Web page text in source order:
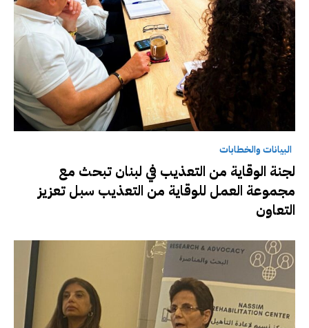
البيانات والخطابات
لجنة الوقاية من التعذيب في لبنان تبحث مع
مجموعة العمل للوقاية من التعذيب سبل تعزيز
التعاون